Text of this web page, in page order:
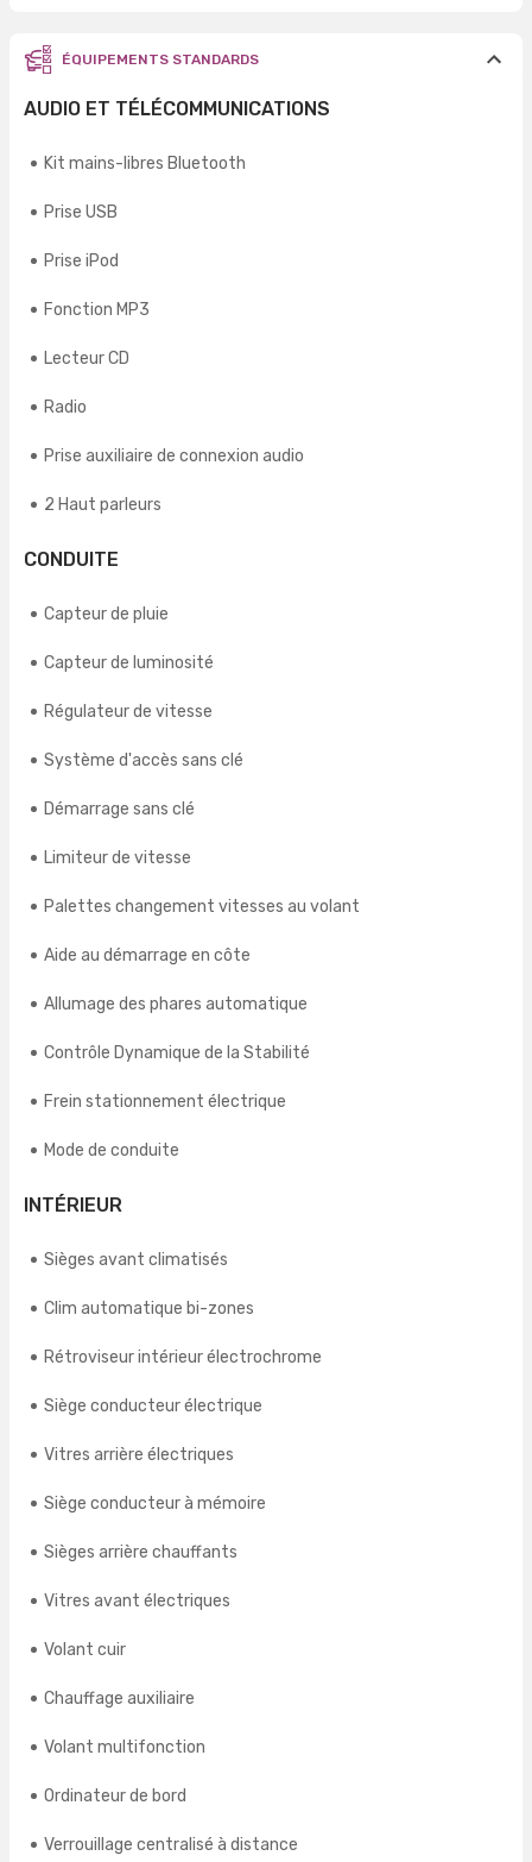
ÉQUIPEMENTS STANDARDS
AUDIO ET TÉLÉCOMMUNICATIONS
Kit mains-libres Bluetooth
Prise USB
Prise iPod
Fonction MP3
Lecteur CD
Radio
Prise auxiliaire de connexion audio
2 Haut parleurs
CONDUITE
Capteur de pluie
Capteur de luminosité
Régulateur de vitesse
Système d'accès sans clé
Démarrage sans clé
Limiteur de vitesse
Palettes changement vitesses au volant
Aide au démarrage en côte
Allumage des phares automatique
Contrôle Dynamique de la Stabilité
Frein stationnement électrique
Mode de conduite
INTÉRIEUR
Sièges avant climatisés
Clim automatique bi-zones
Rétroviseur intérieur électrochrome
Siège conducteur électrique
Vitres arrière électriques
Siège conducteur à mémoire
Sièges arrière chauffants
Vitres avant électriques
Volant cuir
Chauffage auxiliaire
Volant multifonction
Ordinateur de bord
Verrouillage centralisé à distance